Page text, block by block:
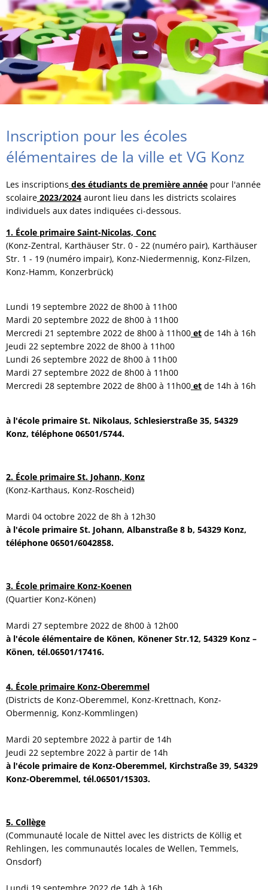
Inscription pour les écoles
élémentaires de la ville et VG Konz
Les inscriptions des étudiants de première année pour l'année
scolaire 2023/2024 auront lieu dans les districts scolaires
individuels aux dates indiquées ci-dessous.
1. École primaire Saint-Nicolas, Conc
(Konz-Zentral, Karthäuser Str. 0 - 22 (numéro pair), Karthäuser
Str. 1 - 19 (numéro impair), Konz-Niedermennig, Konz-Filzen,
Konz-Hamm, Konzerbrück)
Lundi 19 septembre 2022 de 8h00 à 11h00
Mardi 20 septembre 2022 de 8h00 à 11h00
Mercredi 21 septembre 2022 de 8h00 à 11h00 et de 14h à 16h
Jeudi 22 septembre 2022 de 8h00 à 11h00
Lundi 26 septembre 2022 de 8h00 à 11h00
Mardi 27 septembre 2022 de 8h00 à 11h00
Mercredi 28 septembre 2022 de 8h00 à 11h00 et de 14h à 16h
à l'école primaire St. Nikolaus, Schlesierstraße 35, 54329
Konz, téléphone 06501/5744.
2. École primaire St. Johann, Konz
(Konz-Karthaus, Konz-Roscheid)
Mardi 04 octobre 2022 de 8h à 12h30
à l'école primaire St. Johann, Albanstraße 8 b, 54329 Konz,
téléphone 06501/6042858.
3. École primaire Konz-Koenen
(Quartier Konz-Könen)
Mardi 27 septembre 2022 de 8h00 à 12h00
à l'école élémentaire de Könen, Könener Str.12, 54329 Konz –
Könen, tél.06501/17416.
4. École primaire Konz-Oberemmel
(Districts de Konz-Oberemmel, Konz-Krettnach, Konz-
Obermennig, Konz-Kommlingen)
Mardi 20 septembre 2022 à partir de 14h
Jeudi 22 septembre 2022 à partir de 14h
à l'école primaire de Konz-Oberemmel, Kirchstraße 39, 54329
Konz-Oberemmel, tél.06501/15303.
5. Collège
(Communauté locale de Nittel avec les districts de Köllig et
Rehlingen, les communautés locales de Wellen, Temmels,
Onsdorf)
Lundi 19 septembre 2022 de 14h à 16h